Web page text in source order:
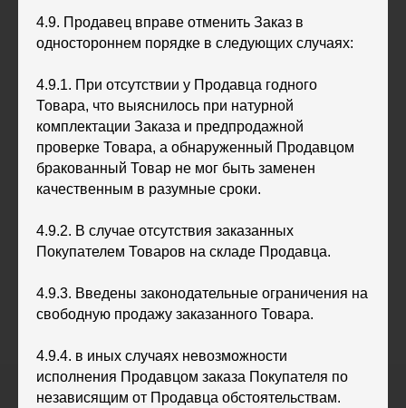
4.9. Продавец вправе отменить Заказ в
одностороннем порядке в следующих случаях:
4.9.1. При отсутствии у Продавца годного
Товара, что выяснилось при натурной
комплектации Заказа и предпродажной
проверке Товара, а обнаруженный Продавцом
бракованный Товар не мог быть заменен
качественным в разумные сроки.
4.9.2. В случае отсутствия заказанных
Покупателем Товаров на складе Продавца.
4.9.3. Введены законодательные ограничения на
свободную продажу заказанного Товара.
4.9.4. в иных случаях невозможности
исполнения Продавцом заказа Покупателя по
независящим от Продавца обстоятельствам.